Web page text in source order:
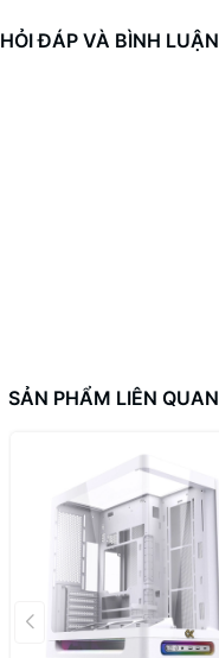
HỎI ĐÁP VÀ BÌNH LUẬN
SẢN PHẨM LIÊN QUAN